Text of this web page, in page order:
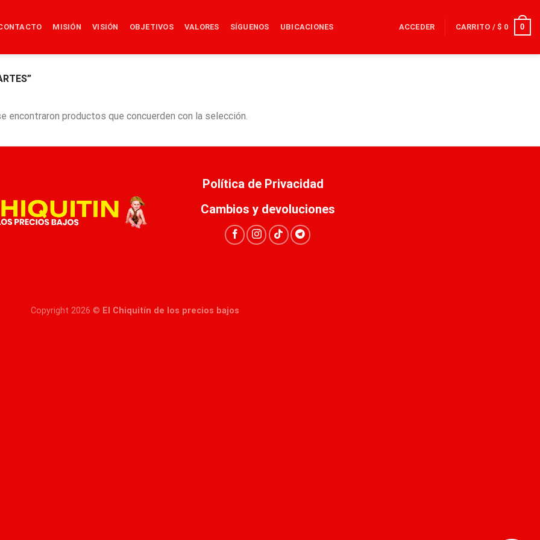
MISIÓN VISIÓN OBJETIVOS VALORES SÍGUENOS UBICACIONES ACCEDER CARRITO /$ 0 0
encontraron productos que concuerden con la selección.
Política de Privacidad
Cambios y devoluciones
Copyright 2026 © El Chiquitín de los precios bajos